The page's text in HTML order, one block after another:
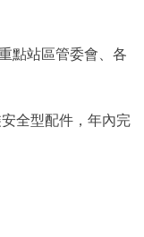
站區管委會、各
全型配件，年內完